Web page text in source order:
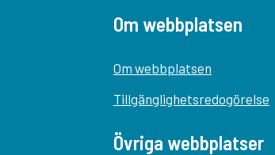
Om webbplatsen
Om webbplatsen
Tillgänglighetsredogörelse
Övriga webbplatser